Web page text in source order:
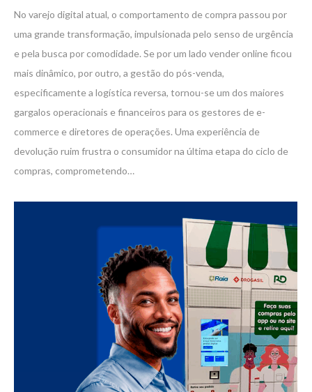
No varejo digital atual, o comportamento de compra passou por
uma grande transformação, impulsionada pelo senso de urgência
e pela busca por comodidade. Se por um lado vender online ficou
mais dinâmico, por outro, a gestão do pós-venda,
especificamente a logística reversa, tornou-se um dos maiores
gargalos operacionais e financeiros para os gestores de e-
commerce e diretores de operações. Uma experiência de
devolução ruim frustra o consumidor na última etapa do ciclo de
compras, comprometendo…